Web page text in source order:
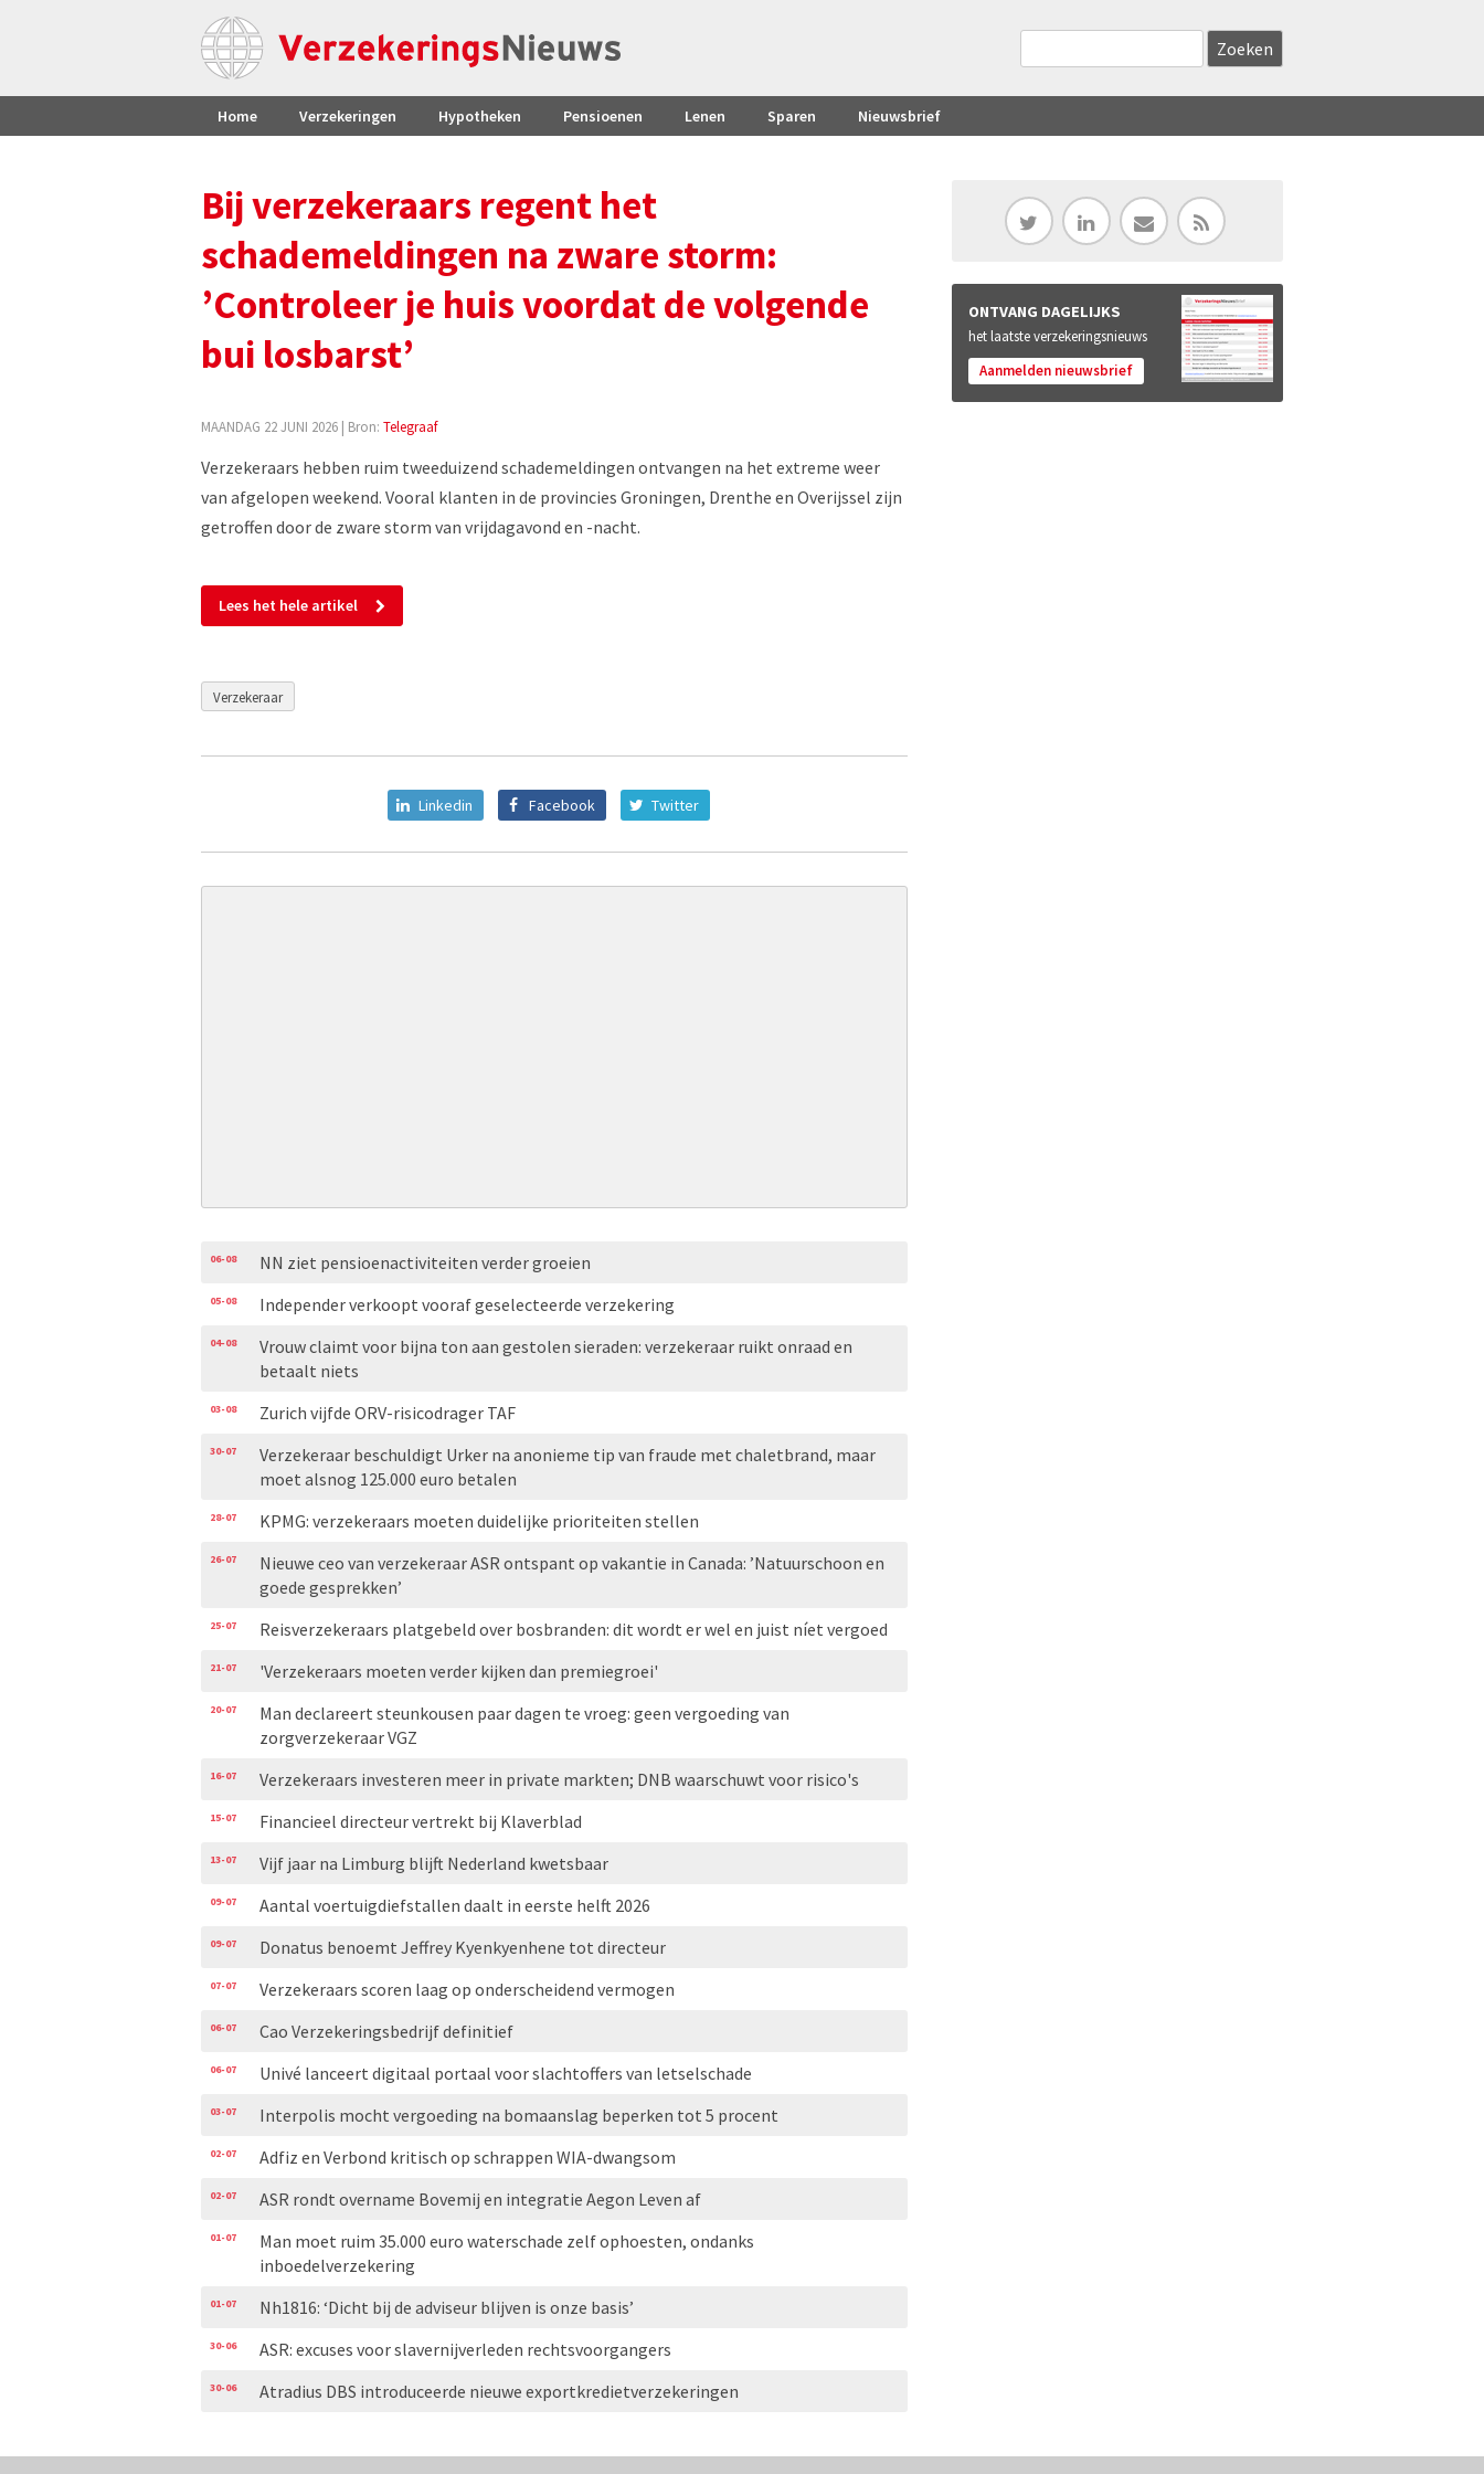
Home Verzekeringen Hypotheken Pensioenen Lenen Sparen Nieuwsbrief
Bij verzekeraars regent het
schademeldingen na zware storm:
’Controleer je huis voordat de volgende
bui losbarst’
MAANDAG 22 JUNI 2026 | Bron: Telegraaf
Verzekeraars hebben ruim tweeduizend schademeldingen ontvangen na het extreme weer
van afgelopen weekend. Vooral klanten in de provincies Groningen, Drenthe en Overijssel zijn
getroffen door de zware storm van vrijdagavond en -nacht.
Lees het hele artikel
Verzekeraar
Linkedin Facebook Twitter
06-08 NN ziet pensioenactiviteiten verder groeien
05-08 Independer verkoopt vooraf geselecteerde verzekering
04-08
Vrouw claimt voor bijna ton aan gestolen sieraden: verzekeraar ruikt onraad en
betaalt niets
03-08 Zurich vijfde ORV-risicodrager TAF
30-07
Verzekeraar beschuldigt Urker na anonieme tip van fraude met chaletbrand, maar
moet alsnog 125.000 euro betalen
28-07 KPMG: verzekeraars moeten duidelijke prioriteiten stellen
26-07
Nieuwe ceo van verzekeraar ASR ontspant op vakantie in Canada: ’Natuurschoon en
goede gesprekken’
25-07 Reisverzekeraars platgebeld over bosbranden: dit wordt er wel en juist níet vergoed
21-07 'Verzekeraars moeten verder kijken dan premiegroei'
20-07
Man declareert steunkousen paar dagen te vroeg: geen vergoeding van
zorgverzekeraar VGZ
16-07 Verzekeraars investeren meer in private markten; DNB waarschuwt voor risico's
15-07 Financieel directeur vertrekt bij Klaverblad
13-07 Vijf jaar na Limburg blijft Nederland kwetsbaar
09-07 Aantal voertuigdiefstallen daalt in eerste helft 2026
09-07 Donatus benoemt Jeffrey Kyenkyenhene tot directeur
07-07 Verzekeraars scoren laag op onderscheidend vermogen
06-07 Cao Verzekeringsbedrijf definitief
06-07 Univé lanceert digitaal portaal voor slachtoffers van letselschade
03-07 Interpolis mocht vergoeding na bomaanslag beperken tot 5 procent
02-07 Adfiz en Verbond kritisch op schrappen WIA-dwangsom
02-07 ASR rondt overname Bovemij en integratie Aegon Leven af
01-07
Man moet ruim 35.000 euro waterschade zelf ophoesten, ondanks
inboedelverzekering
01-07 Nh1816: ‘Dicht bij de adviseur blijven is onze basis’
30-06 ASR: excuses voor slavernijverleden rechtsvoorgangers
30-06 Atradius DBS introduceerde nieuwe exportkredietverzekeringen
ONTVANG DAGELIJKS
het laatste verzekeringsnieuws
Aanmelden nieuwsbrief